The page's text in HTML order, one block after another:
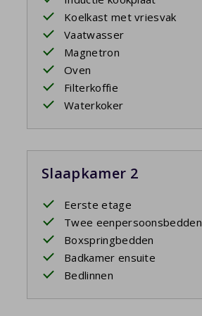
Koelkast met vriesvak
Vaatwasser
Magnetron
Oven
Filterkoffie
Waterkoker
Slaapkamer 2
Eerste etage
Twee eenpersoonsbedden
Boxspringbedden
Badkamer ensuite
Bedlinnen